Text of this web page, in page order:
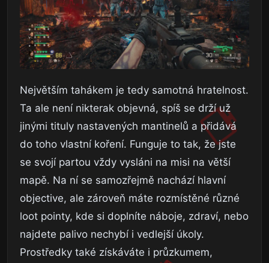
Největším tahákem je tedy samotná hratelnost.
Ta ale není nikterak objevná, spíš se drží už
jinými tituly nastavených mantinelů a přidává
do toho vlastní koření. Funguje to tak, že jste
se svojí partou vždy vysláni na misi na větší
mapě. Na ní se samozřejmě nachází hlavní
objective, ale zároveň máte rozmístěné různé
loot pointy, kde si doplníte náboje, zdraví, nebo
najdete palivo nechybí i vedlejší úkoly.
Prostředky také získáváte i průzkumem,